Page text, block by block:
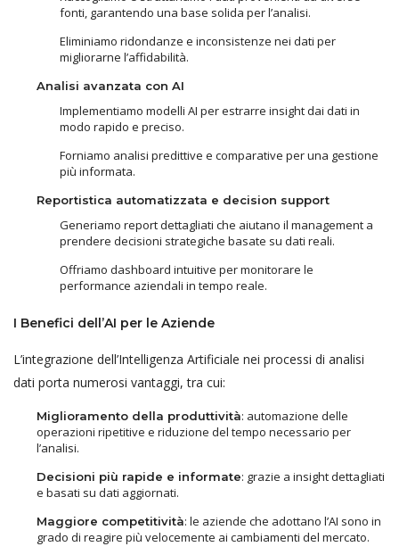
fonti, garantendo una base solida per l’analisi.
Eliminiamo ridondanze e inconsistenze nei dati per
migliorarne l’affidabilità.
Analisi avanzata con AI
Implementiamo modelli AI per estrarre insight dai dati in
modo rapido e preciso.
Forniamo analisi predittive e comparative per una gestione
più informata.
Reportistica automatizzata e decision support
Generiamo report dettagliati che aiutano il management a
prendere decisioni strategiche basate su dati reali.
Offriamo dashboard intuitive per monitorare le
performance aziendali in tempo reale.
I Benefici dell’AI per le Aziende
L’integrazione dell’Intelligenza Artificiale nei processi di analisi
dati porta numerosi vantaggi, tra cui:
Miglioramento della produttività: automazione delle
operazioni ripetitive e riduzione del tempo necessario per
l’analisi.
Decisioni più rapide e informate: grazie a insight dettagliati
e basati su dati aggiornati.
Maggiore competitività: le aziende che adottano l’AI sono in
grado di reagire più velocemente ai cambiamenti del mercato.